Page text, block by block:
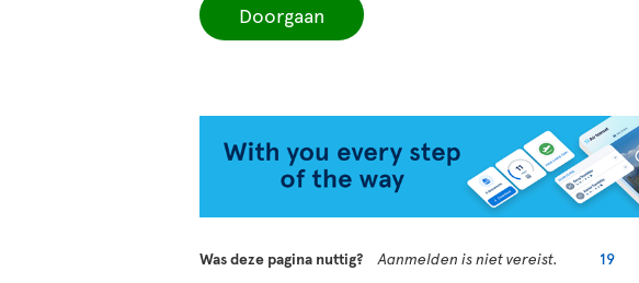
Doorgaan
Was deze pagina nuttig? Aanmelden is niet vereist. 19